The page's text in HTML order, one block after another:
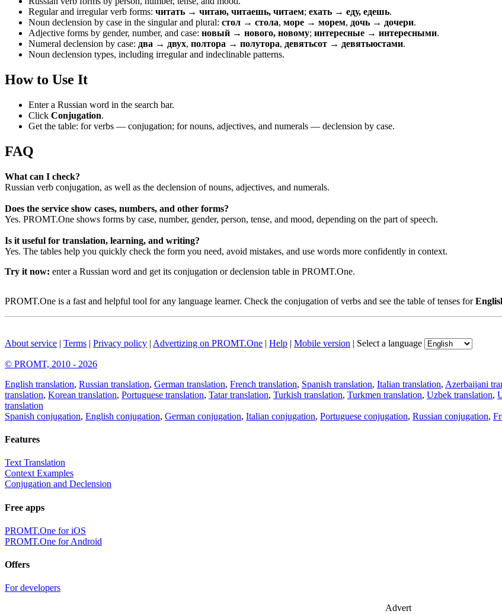
Regular and irregular verb forms: читать → читаю, читаешь, читаем; ехать → еду, едешь.
Noun declension by case in the singular and plural: стол → стола, море → морем, дочь → дочери.
Adjective forms by gender, number, and case: новый → нового, новому; интересные → интересными.
Numeral declension by case: два → двух, полтора → полутора, девятьсот → девятьюстами.
Noun declension types, including irregular and indeclinable patterns.
How to Use It
Enter a Russian word in the search bar.
Click Conjugation.
Get the table: for verbs — conjugation; for nouns, adjectives, and numerals — declension by case.
FAQ
What can I check?
Russian verb conjugation, as well as the declension of nouns, adjectives, and numerals.
Does the service show cases, numbers, and other forms?
Yes. PROMT.One shows forms by case, number, gender, person, tense, and mood, depending on the part of speech.
Is it useful for translation, learning, and writing?
Yes. The tables help you quickly check the form you need, avoid mistakes, and use words more confidently in context.
Try it now: enter a Russian word and get its conjugation or declension table in PROMT.One.
PROMT.One is a fast and helpful tool for any language learner. Check the conjugation of verbs and see the table of tenses for
About service | Terms | Privacy policy | Advertizing on PROMT.One | Help | Mobile version | Select a language
© PROMT, 2010 - 2026
English translation, Russian translation, German translation, French translation, Spanish translation, Italian translation, Azerbaijani
translation, Korean translation, Portuguese translation, Tatar translation, Turkish translation, Turkmen translation, Uzbek translation,
translation
Spanish conjugation, English conjugation, German conjugation, Italian conjugation, Portuguese conjugation, Russian conjugation,
Features
Text Translation
Context Examples
Conjugation and Declension
Free apps
PROMT.One for iOS
PROMT.One for Android
Offers
For developers
Advert